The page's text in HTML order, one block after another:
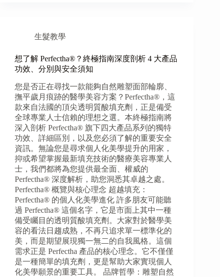
生髮教學
想了解 Perfectha®？終極指南深度剖析 4 大產品
功效、分別與安全須知
您是否正在尋找一款能夠自然雕塑面部輪廓、
撫平歲月痕跡的醫學美容方案？Perfectha®，這
款來自法國的頂尖透明質酸填充劑，正是備受
全球專業人士信賴的理想之選。本終極指南將
深入剖析 Perfectha® 旗下四大產品系列的獨特
功效、詳細區別，以及您必須了解的重要安全
資訊。無論您是尋求個人化美學提升的用家，
抑或希望掌握最新填充技術的醫療美容專業人
士，我們都將為您提供最全面、權威的
Perfectha® 深度解析，助您洞悉其卓越之處。
Perfectha® 概覽與核心理念 超越填充：
Perfectha® 的個人化美學進化 許多朋友可能聽
過 Perfectha® 這個名字，它是市面上其中一種
備受矚目的透明質酸填充劑。大家對於醫學美
容的看法日趨成熟，不再只追求單一標準化的
美，而是期望展現獨一無二的自我風格。這個
需求正是 Perfectha 產品的核心理念。它不僅僅
是一種簡單的填充劑，更是幫助大家實現個人
化美學願景的重要工具。 品牌哲學：雕塑自然